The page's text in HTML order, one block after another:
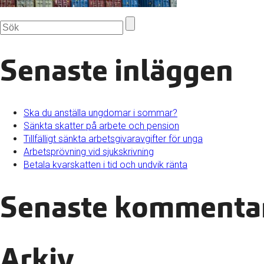
Senaste inläggen
Ska du anställa ungdomar i sommar?
Sänkta skatter på arbete och pension
Tillfälligt sänkta arbetsgivaravgifter för unga
Arbetsprövning vid sjukskrivning
Betala kvarskatten i tid och undvik ränta
Senaste